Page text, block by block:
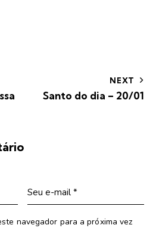
NEXT
Santo do dia – 20/01
navegador para a próxima vez